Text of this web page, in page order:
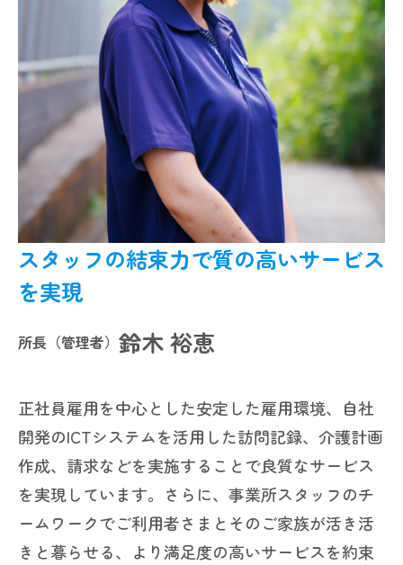
スタッフの結束力で質の高いサービス
を実現
所長（管理者） 鈴木 裕恵
正社員雇用を中心とした安定した雇用環境、自社
開発のICTシステムを活用した訪問記録、介護計画
作成、請求などを実施することで良質なサービス
を実現しています。さらに、事業所スタッフのチ
ームワークでご利用者さまとそのご家族が活き活
きと暮らせる、より満足度の高いサービスを約束